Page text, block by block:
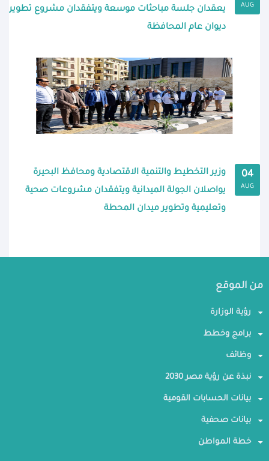
AUG
يعقدان جلسة مباحثات موسعة ويتفقدان مشروع تطوير
ديوان عام المحافظة
04
AUG
وزير التخطيط والتنمية الاقتصادية ومحافظ البحيرة
يواصلان الجولة الميدانية ويتفقدان مشروعات صحية
وتعليمية وتطوير ميدان المحطة
من الموقع
رؤية الوزارة
برامج وخطط
وظائف
نبذة عن رؤية مصر 2030
بيانات الحسابات القومية
بيانات صحفية
خطة المواطن